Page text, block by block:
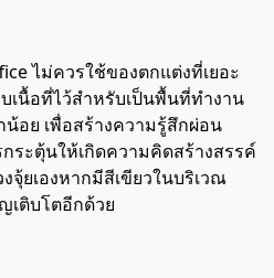
ไม่ควรใช้ของตกแต่งที่เยอะ
เนื้อที่ไว้สำหรับเป็นพื้นที่ทำงาน
อย เพื่อสร้างความรู้สึกผ่อน
ระตุ้นให้เกิดความคิดสร้างสรรค์
จุ้ยเองหากมีสีเขียวในบริเวณ
เติบโตอีกด้วย